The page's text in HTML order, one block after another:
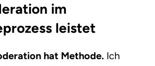
im
leistet
hat Methode. Ich